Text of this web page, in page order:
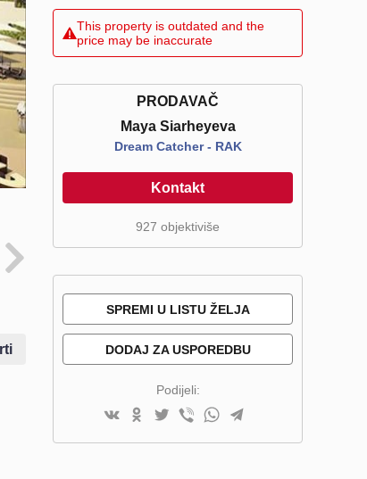
This property is outdated and the
price may be inaccurate
PRODAVAČ
Maya Siarheyeva
Dream Catcher - RAK
Kontakt
927 objektiviše
SPREMI U LISTU ŽELJA
DODAJ ZA USPOREDBU
Podijeli: